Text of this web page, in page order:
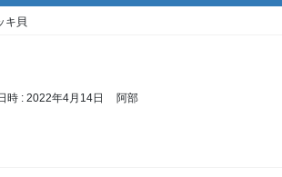
キ貝
時 : 2022年4月14日 阿部